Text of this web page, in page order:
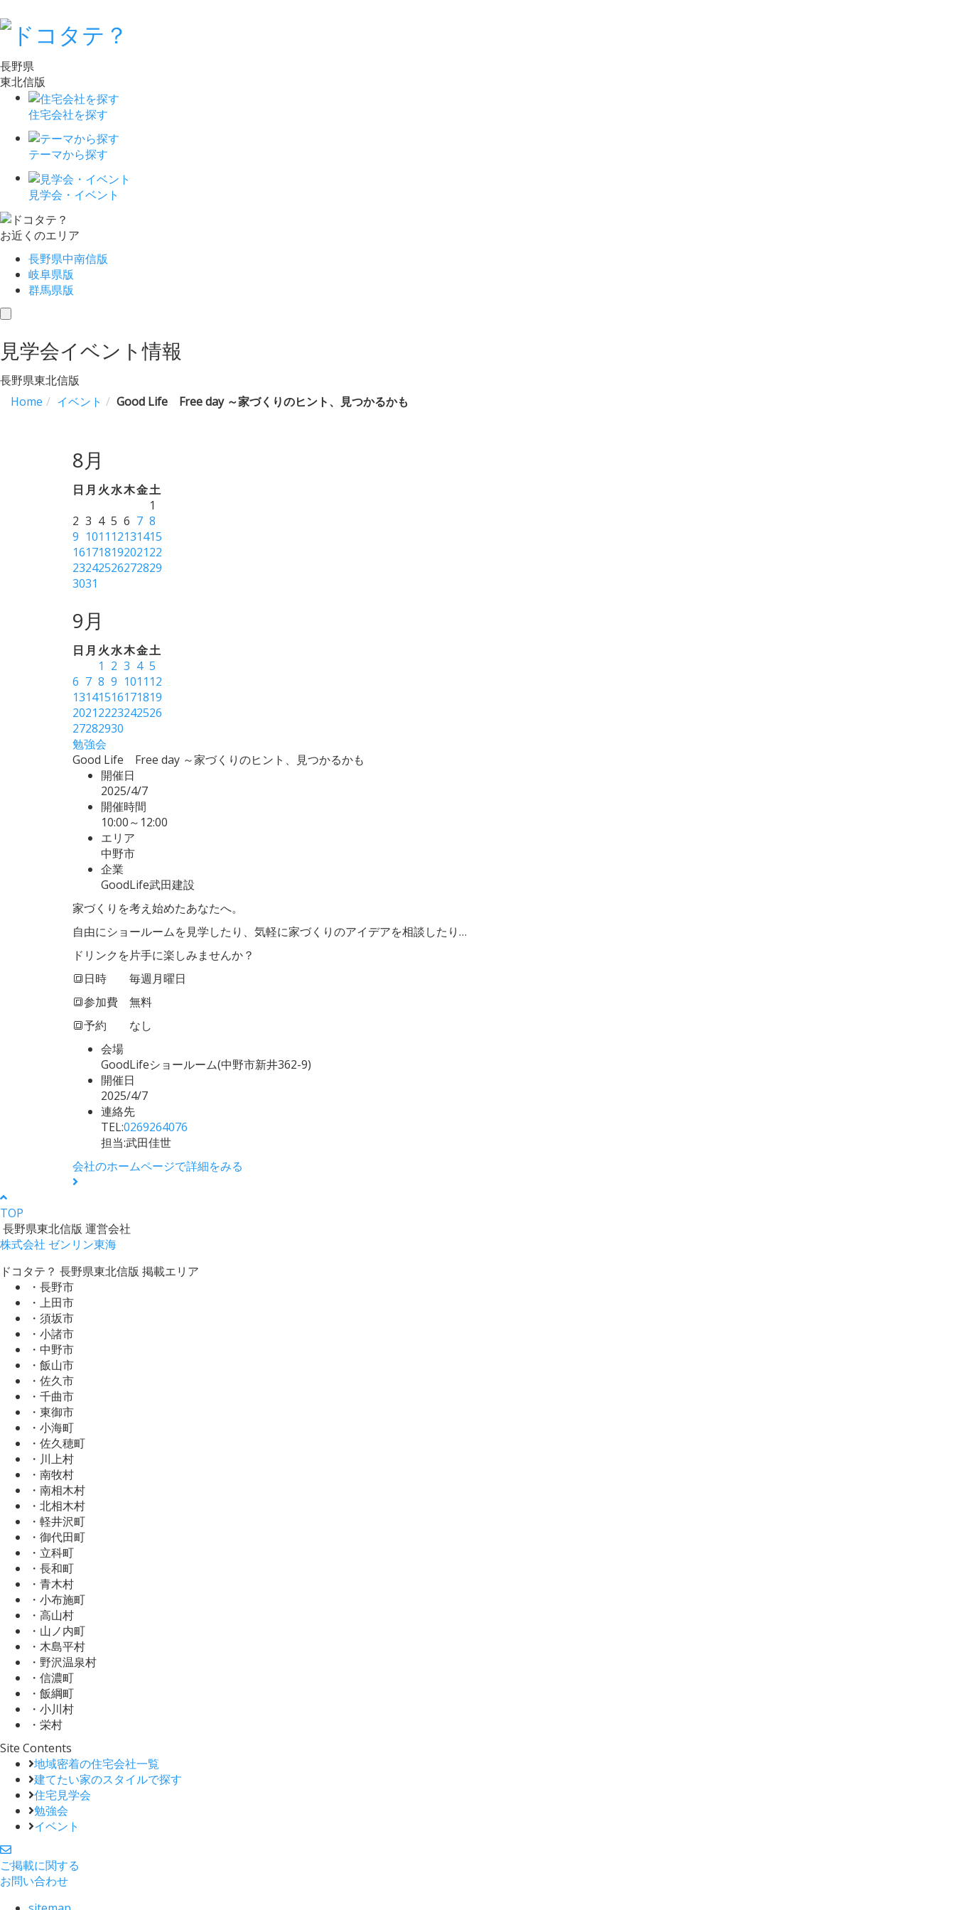
長野県
東北信版
住宅会社を探す
テーマから探す
見学会・イベント
お近くのエリア
長野県中南信版
岐阜県版
群馬県版
toggle
見学会イベント情報
長野県東北信版
Home
イベント Good Life Free day ～家づくりのヒント、見つかるかも
8月
日 月 火水木金土
1
2 3 4 5 6 7 8
9 1011 12131415
16171819202122
23242526272829
3031
9月
日 月 火水木金土
1 2 3 4 5
6 7 8 9 1011 12
13141516171819
20212223242526
27282930
勉強会
Good Life Free day ～家づくりのヒント、見つかるかも
開催日
2025/4/7
開催時間
10:00～12:00
エリア
中野市
企業
GoodLife武田建設
家づくりを考え始めたあなたへ。
自由にショールームを見学したり、気軽に家づくりのアイデアを相談したり…
ドリンクを片手に楽しみませんか？
🔳日時 毎週月曜日
🔳参加費 無料
🔳予約 なし
会場
GoodLifeショールーム(中野市新井362-9)
開催日
2025/4/7
連絡先
TEL:0269264076
担当:武田佳世
会社のホームページで詳細をみる
TOP
長野県東北信版 運営会社
株式会社 ゼンリン東海
ドコタテ？ 長野県東北信版 掲載エリア
・長野市
・上田市
・須坂市
・小諸市
・中野市
・飯山市
・佐久市
・千曲市
・東御市
・小海町
・佐久穂町
・川上村
・南牧村
・南相木村
・北相木村
・軽井沢町
・御代田町
・立科町
・長和町
・青木村
・小布施町
・高山村
・山ノ内町
・木島平村
・野沢温泉村
・信濃町
・飯綱町
・小川村
・栄村
Site Contents
地域密着の住宅会社一覧
建てたい家のスタイルで探す
住宅見学会
勉強会
イベント
ご掲載に関する
お問い合わせ